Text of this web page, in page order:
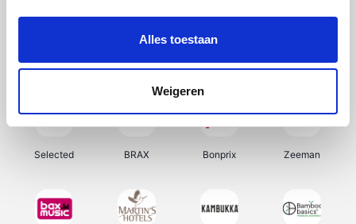
Alles toestaan
Weigeren
Samsung My Jewellery Delonghi Tennis Point
Selected BRAX Bonprix Zeeman